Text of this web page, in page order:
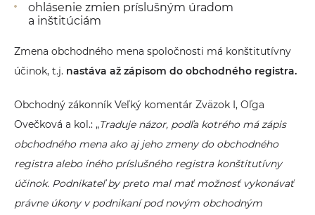
ohlásenie zmien príslušným úradom
a inštitúciám
Zmena obchodného mena spoločnosti má konštitutívny
účinok, t.j. nastáva až zápisom do obchodného registra.
Obchodný zákonník Veľký komentár Zväzok I, Oľga
Ovečková a kol.: „Traduje názor, podľa kotrého má zápis
obchodného mena ako aj jeho zmeny do obchodného
registra alebo iného príslušného registra konštitutívny
účinok. Podnikateľ by preto mal mať možnosť vykonávať
právne úkony v podnikaní pod novým obchodným